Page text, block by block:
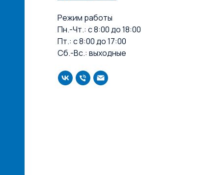
Режим работы
Пн.-Чт.: с 8:00 до 18:00
Пт.: с 8:00 до 17:00
Сб.-Вс.: выходные